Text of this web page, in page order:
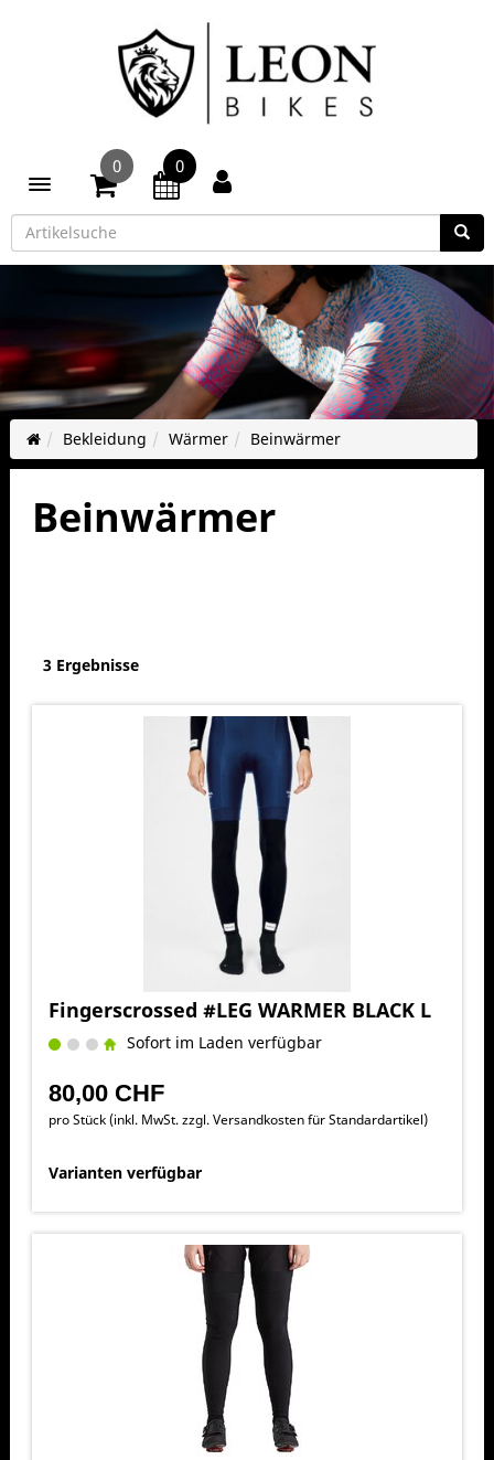
Toggle navigation
0 0
Bekleidung Wärmer Beinwärmer
Beinwärmer
3 Ergebnisse
Fingerscrossed #LEG WARMER BLACK L
Sofort im Laden verfügbar
80,00 CHF
pro Stück (inkl. MwSt. zzgl.Versandkosten für Standardartikel)
Varianten verfügbar